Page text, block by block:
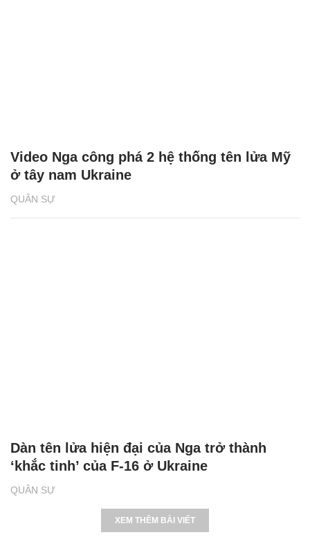
QUÂN SỰ
Video Nga công phá 2 hệ thống tên lửa Mỹ
ở tây nam Ukraine
QUÂN SỰ
Dàn tên lửa hiện đại của Nga trở thành
‘khắc tinh’ của F-16 ở Ukraine
XEM THÊM BÀI VIẾT